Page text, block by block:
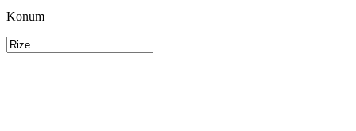
Konum